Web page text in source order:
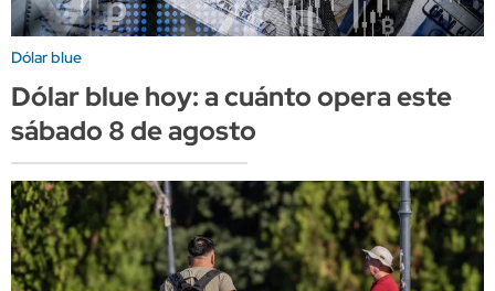
Dólar blue
Dólar blue hoy: a cuánto opera este
sábado 8 de agosto